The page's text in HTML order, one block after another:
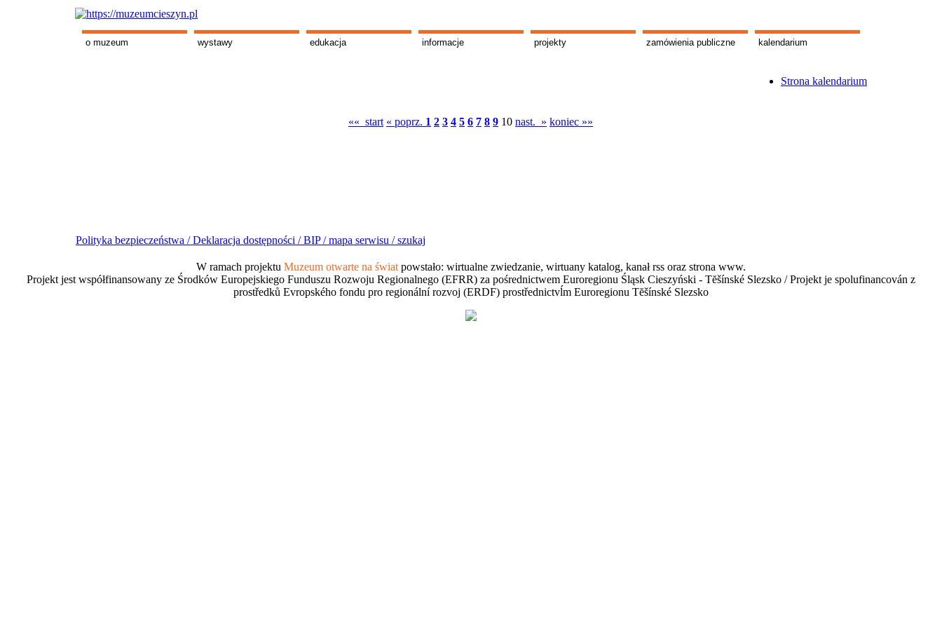
o muzeum wystawy edukacja informacje projekty zamówienia publiczne kalendarium
Strona kalendarium
«« start « poprz. 1 2 3 4 5 6 7 8 9 10 nast. » koniec »»
Polityka bezpieczeństwa /Deklaracja dostępności /BIP /mapa serwisu /szukaj
W ramach projektu Muzeum otwarte na świat powstało: wirtualne zwiedzanie, wirtuany katalog, kanał rss oraz strona www.
Projekt jest współfinansowany ze Środków Europejskiego Funduszu Rozwoju Regionalnego (EFRR) za pośrednictwem Euroregionu Śląsk Cieszyński - Tĕšínské Slezsko / Projekt je spolufinancován z
prostředků Evropského fondu pro regionální rozvoj (ERDF) prostřednictvĺm Euroregionu Tĕšínské Slezsko